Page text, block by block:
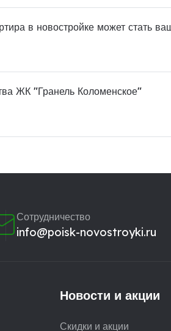
в новостройке может стать
ЖК "Гранель Коломенское"
Сотрудничество
info@poisk-novostroyki.ru
Новости и акции
Скидки и акции